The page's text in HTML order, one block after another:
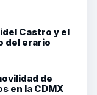
Castro y el
del erario
de
en la CDMX